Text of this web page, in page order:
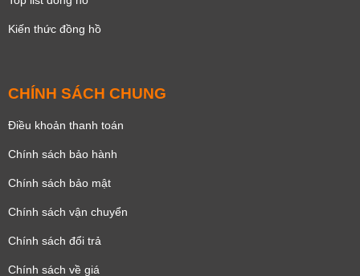
Kiến thức đồng hồ
CHÍNH SÁCH CHUNG
Điều khoản thanh toán
Chính sách bảo hành
Chính sách bảo mật
Chính sách vận chuyển
Chính sách đổi trả
Chính sách về giá